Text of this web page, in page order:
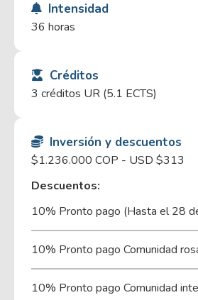
Intensidad
36 horas
Créditos
3 créditos UR (5.1 ECTS)
Inversión y descuentos
$1.236.000 COP - USD $313
Descuentos:
10% Pronto pago (Hasta el 28
10% Pronto pago Comunidad
10% Pronto pago Comunidad